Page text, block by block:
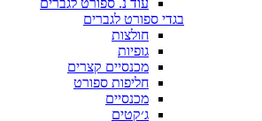
עוד נ. ספורט לגברים
בגדי ספורט לגברים
חולצות
גופיות
מכנסיים קצרים
חליפות ספורט
מכנסיים
ג׳קטים